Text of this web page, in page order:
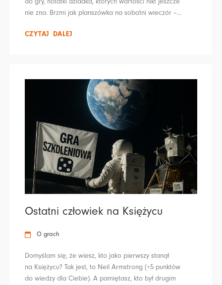
nie zna. Brzmi jak planszówka na sobotni wieczór –...
CZYTAJ DALEJ
Ostatni człowiek na Księżycu
O grach
Domyślam się, że wiesz, kto jako pierwszy stanął
na Księżycu? Tak jest, to Neil Armstrong (+5 punktów
do wiedzy dla Ciebie). A pamiętasz, kto był drugim